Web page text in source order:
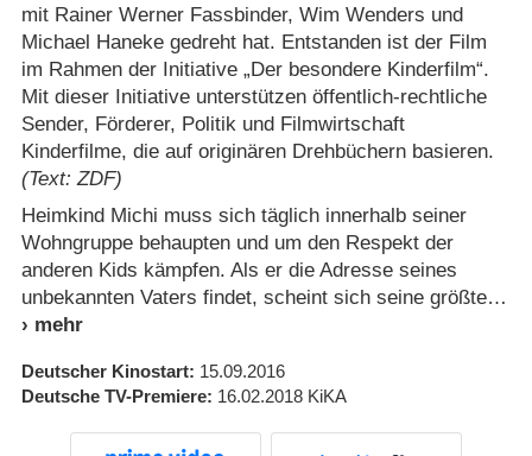
mit Rainer Werner Fassbinder, Wim Wenders und
Michael Haneke gedreht hat. Entstanden ist der Film
im Rahmen der Initiative „Der besondere Kinderfilm“.
Mit dieser Initiative unterstützen öffentlich-rechtliche
Sender, Förderer, Politik und Filmwirtschaft
Kinderfilme, die auf originären Drehbüchern basieren.
(Text: ZDF)
Heimkind Michi muss sich täglich innerhalb seiner
Wohngruppe behaupten und um den Respekt der
anderen Kids kämpfen. Als er die Adresse seines
unbekannten Vaters findet, scheint sich seine größte
Deutscher Kinostart 15.09.2016
Deutsche TV-Premiere 16.02.2018 KiKA